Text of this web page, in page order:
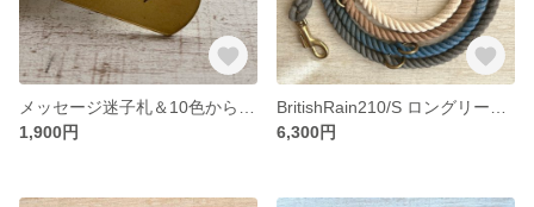
1,900円
6,300円